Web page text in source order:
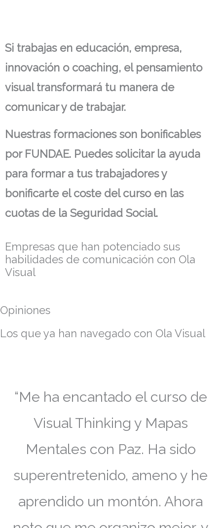
Si trabajas en educación, empresa,
innovación o coaching, el pensamiento
visual transformará tu manera de
comunicar y de trabajar.
Nuestras formaciones son bonificables
por FUNDAE. Puedes solicitar la ayuda
para formar a tus trabajadores y
bonificarte el coste del curso en las
cuotas de la Seguridad Social.
Empresas que han potenciado sus
habilidades de comunicación con Ola
Visual
Opiniones
Los que ya han navegado con Ola Visual
“Me ha encantado el curso de
Visual Thinking y Mapas
Mentales con Paz. Ha sido
superentretenido, ameno y he
aprendido un montón. Ahora